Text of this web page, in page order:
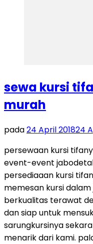
sewa kursi
murah
pada24 April 201824
persewaan kursi
event-event
persediaaan kursi
memesan kursi
berkualitas terawat
dan siap untuk
sarungkursinya
menarik dari kami.